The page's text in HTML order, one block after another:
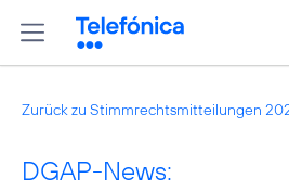
Zurück zu Stimmrechtsmitteilungen
DGAP-News: